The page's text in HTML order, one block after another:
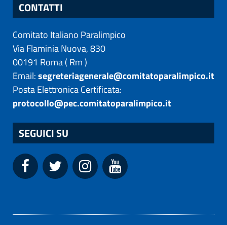
CONTATTI
Comitato Italiano Paralimpico
Via Flaminia Nuova, 830
00191 Roma( Rm)
Email:segreteriagenerale@comitatoparalimpico.it
Posta Elettronica Certificata:
protocollo@pec.comitatoparalimpico.it
SEGUICI SU